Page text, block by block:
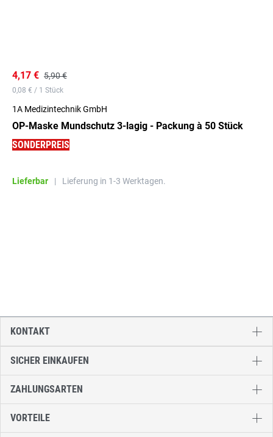
4,17 € 5,90 €
0,08 € / 1 Stück
1A Medizintechnik GmbH
OP-Maske Mundschutz 3-lagig - Packung à 50 Stück
SONDERPREIS
Lieferbar | Lieferung in 1-3 Werktagen.
SICHER EINKAUFEN
ZAHLUNGSARTEN
VORTEILE
KONTAKT